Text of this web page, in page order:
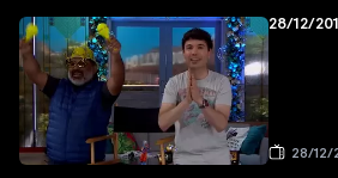
28/12/
28/12/